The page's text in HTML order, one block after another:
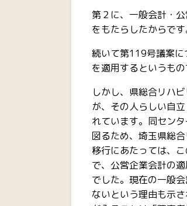
第２に、一般会計・
をもたらしたからです
続いて第119号議案に
を適用するというも
しかし、県総合リハ
が、その人らしい自
れています。同セン
図るため、埼玉県総
移行にあたっては、
で、公営企業会計の
でした。現在の一般
ないという理由も示